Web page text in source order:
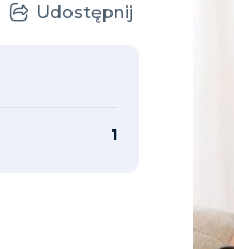
Udostępnij
1